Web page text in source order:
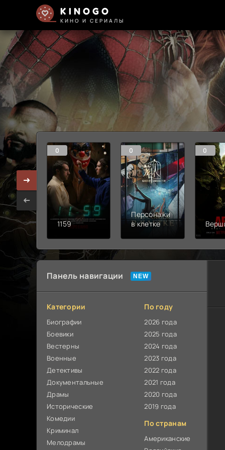
KINOGO
КИНО И СЕРИАЛЫ
0
1159
0
Персонажи
в клетке
0
Панель навигации
Категории
Биографии
Боевики
Вестерны
Военные
Детективы
Документальные
Драмы
Исторические
Комедии
Криминал
Мелодрамы
По году
2026 года
2025 года
2024 года
2023 года
2022 года
2021 года
2020 года
2019 года
По странам
Американские